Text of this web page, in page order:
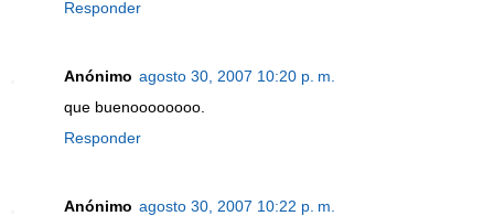
Responder
Anónimo agosto 30, 2007 10:20 p. m.
que buenoooooooo.
Responder
Anónimo agosto 30, 2007 10:22 p. m.